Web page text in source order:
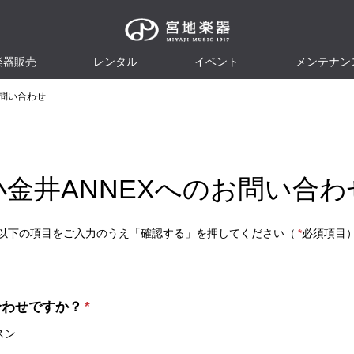
器販売 レンタル イベント メンテナン
い合わせ
金井ANNEXへのお問い合わ
下の項目をご入力のうえ「確認する」を押してください（ *必須項目）
せですか？ *
ン